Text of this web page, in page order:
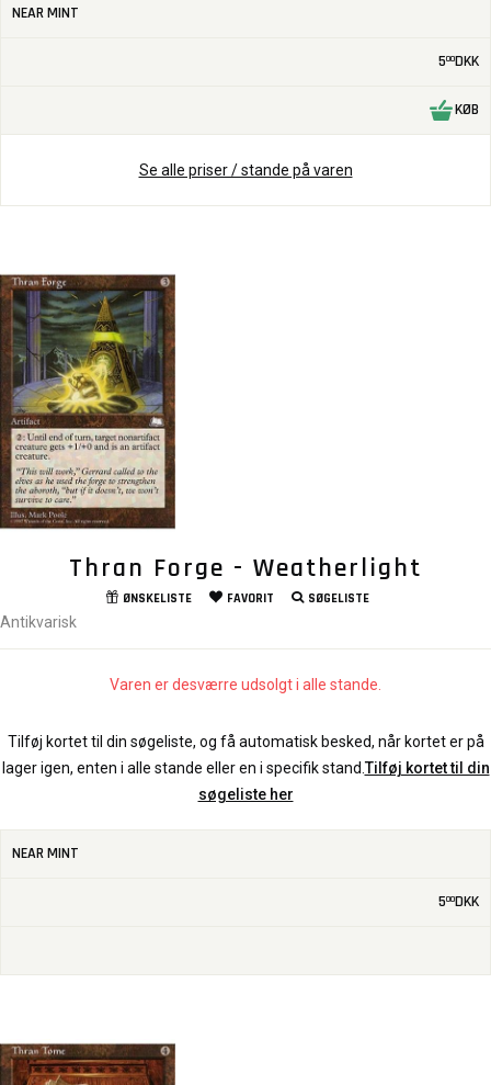
NEAR MINT
500DKK
KØB
Se alle priser / stande på varen
Thran Forge - Weatherlight
ØNSKELISTE FAVORIT SØGELISTE
Antikvarisk
Varen er desværre udsolgt i alle stande.
Tilføj kortet til din søgeliste, og få automatisk besked, når kortet er på
lager igen, enten i alle stande eller en i specifik stand.Tilføj kortet til din
søgeliste her
NEAR MINT
500DKK